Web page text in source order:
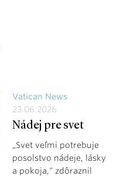
Vatican News
23.06.2026
Nádej pre svet
„Svet veľmi potrebuje
posolstvo nádeje, lásky
a pokoja,“ zdôraznil